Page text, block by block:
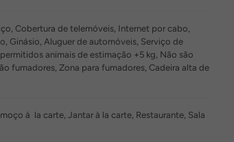
Cobertura de telemóveis, Internet por cabo,
Ginásio, Aluguer de automóveis, Serviço de
animais de estimação +5 kg, Não são
fumadores, Zona para fumadores, Cadeira alta de
à la carte, Jantar à la carte, Restaurante, Sala